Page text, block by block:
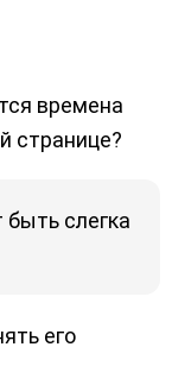
времена
странице?
слегка
его